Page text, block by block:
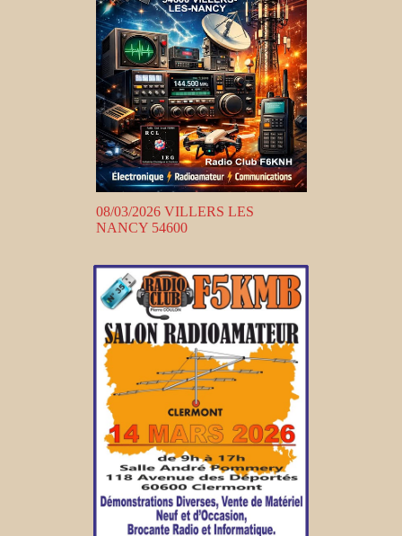
08/03/2026 VILLERS LES
NANCY 54600